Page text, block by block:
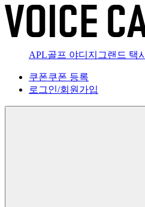
APL골프 야디지 그랜드 택시
쿠폰쿠폰 등록
로그인/회원가입